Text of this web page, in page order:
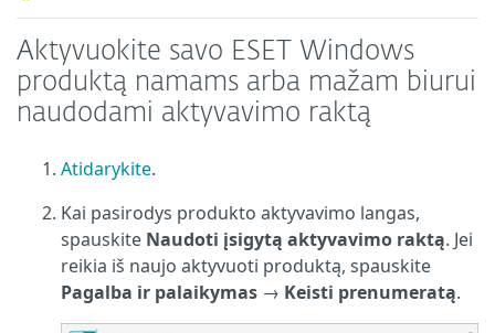
Aktyvuokite savo ESET Windows
produktą namams arba mažam biurui
naudodami aktyvavimo raktą
Atidarykite.
Kai pasirodys produkto aktyvavimo langas,
spauskite Naudoti įsigytą aktyvavimo raktą. Jei
reikia iš naujo aktyvuoti produktą, spauskite
Pagalba ir palaikymas → Keisti prenumeratą.